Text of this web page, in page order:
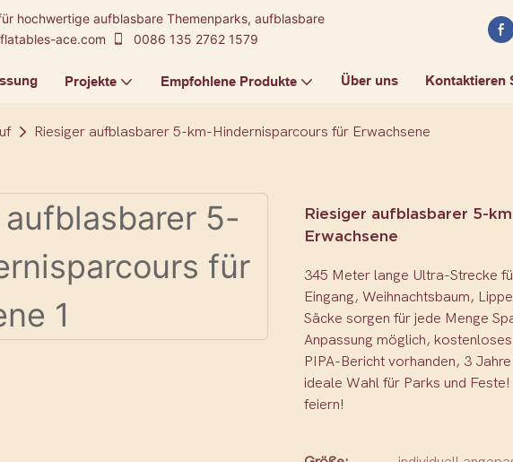
hochwertige aufblasbare Themenparks, aufblasbare
ace.com 0086 135 2762 1579
Projekte Empfohlene Produkte Über uns Kontaktieren
Riesiger aufblasbarer 5-km-Hindernisparcours für Erwachsene
Riesiger aufblasbarer 5-
Erwachsene
345 Meter lange Ultra-Strecke
Eingang, Weihnachtsbaum,
Säcke sorgen für jede Menge
Anpassung möglich,
PIPA-Bericht vorhanden, 3
ideale Wahl für Parks und
feiern!